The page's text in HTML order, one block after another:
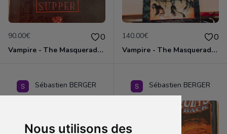
Nous utilisons des
90.00€ 0
Vampire - The Masquerade - 3 premiers scénarios des Giovanni Chronicles
140.00€ 0
Vampire - The Masquerade - Série complète des Transylvania Chronicles
Sébastien BERGER Sébastien BERGER